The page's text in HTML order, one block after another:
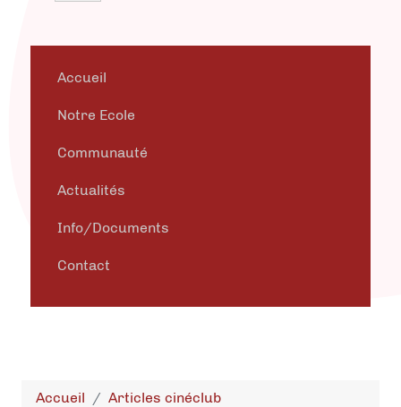
Accueil
Notre Ecole
Communauté
Actualités
Info/Documents
Contact
Accueil Articles cinéclub